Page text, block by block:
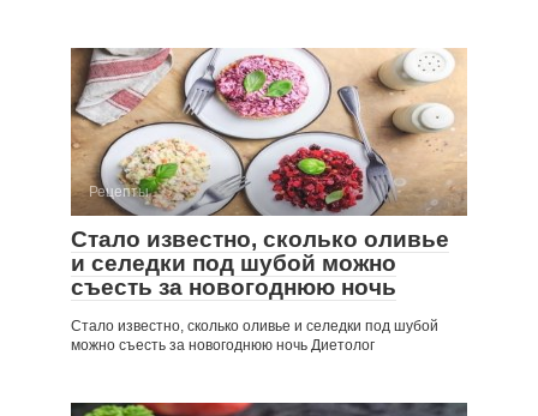
Рецепты
Стало известно, сколько оливье
и селедки под шубой можно
съесть за новогоднюю ночь
Стало известно, сколько оливье и селедки под шубой
можно съесть за новогоднюю ночь Диетолог